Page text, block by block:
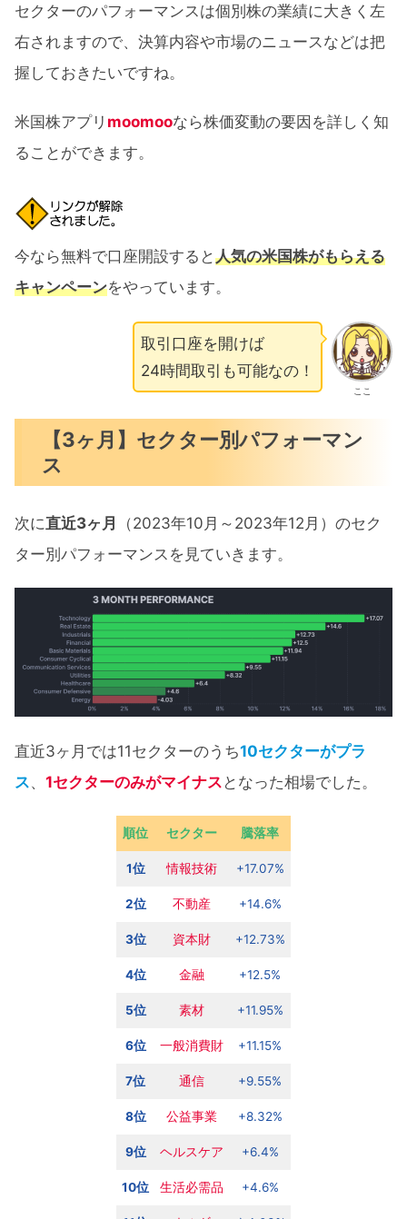
セクターのパフォーマンスは個別株の業績に大きく左
右されますので、決算内容や市場のニュースなどは把
握しておきたいですね。
米国株アプリ moomooなら株価変動の要因を詳しく知
ることができます。
今なら無料で口座開設すると人気の米国株がもらえる
キャンペーンをやっています。
ここ
取引口座を開けば
24時間取引も可能なの！
【3ヶ月】セクター別パフォーマン
ス
次に直近3ヶ月
（2023年10月～2023年12月）のセク
ター別パフォーマンスを見ていきます。
直近3ヶ月では11セクターのうち10セクターがプラ
ス、 1セクターのみがマイナス となった相場でした。
順位 セクター 騰落率
1位 情報技術 +17.07%
2位 不動産 +14.6%
3位 資本財 +12.73%
4位 金融 +12.5%
5位 素材 +11.95%
6位 一般消費財 +11.15%
7位 通信 +9.55%
8位 公益事業 +8.32%
9位 ヘルスケア +6.4%
10位 生活必需品 +4.6%